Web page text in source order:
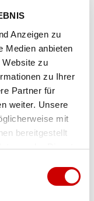
Anzeigen zu
Medien anbieten
Website zu
zu Ihrer
Partner für
weiter. Unsere
mit
bereitgestellt
der Dienste